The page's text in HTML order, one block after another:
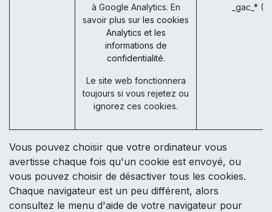
à Google Analytics. En
savoir plus sur les cookies
Analytics et les
informations de
confidentialité.
Le site web fonctionnera
toujours si vous rejetez ou
ignorez ces cookies.
_gac_*
Vous pouvez choisir que votre ordinateur vous
avertisse chaque fois qu'un cookie est envoyé, ou
vous pouvez choisir de désactiver tous les cookies.
Chaque navigateur est un peu différent, alors
consultez le menu d'aide de votre navigateur pour